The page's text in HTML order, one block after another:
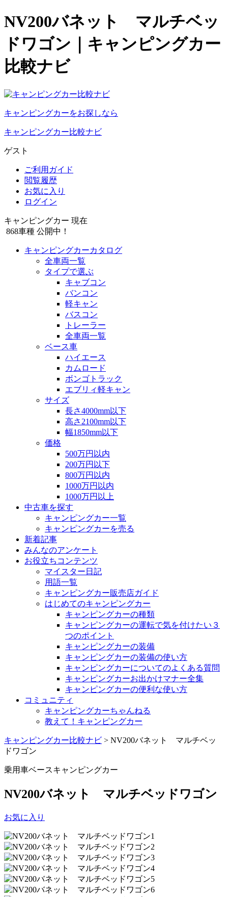
NV200バネット マルチベッ
ドワゴン｜キャンピングカー
比較ナビ
キャンピングカーをお探しなら
キャンピングカー比較ナビ
ゲスト
ご利用ガイド
閲覧履歴
お気に入り
ログイン
キャンピングカー 現在
868車種 公開中！
キャンピングカーカタログ
全車両一覧
タイプで選ぶ
キャブコン
バンコン
軽キャン
バスコン
トレーラー
全車両一覧
ベース車
ハイエース
カムロード
ボンゴトラック
エブリィ軽キャン
サイズ
長さ4000mm以下
高さ2100mm以下
幅1850mm以下
価格
500万円以内
200万円以下
800万円以内
1000万円以内
1000万円以上
中古車を探す
キャンピングカー一覧
キャンピングカーを売る
新着記事
みんなのアンケート
お役立ちコンテンツ
マイスター日記
用語一覧
キャンピングカー販売店ガイド
はじめてのキャンピングカー
キャンピングカーの種類
キャンピングカーの運転で気を付けたい３
つのポイント
キャンピングカーの装備
キャンピングカーの装備の使い方
キャンピングカーについてのよくある質問
キャンピングカーお出かけマナー全集
キャンピングカーの便利な使い方
コミュニティ
キャンピングカーちゃんねる
教えて！キャンピングカー
キャンピングカー比較ナビ > NV200バネット マルチベッ
ドワゴン
乗用車ベースキャンピングカー
NV200バネット マルチベッドワゴン
お気に入り